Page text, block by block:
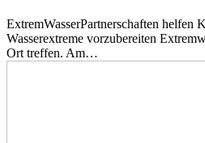
ExtremWasserPartnerschaften helfen
Wasserextreme vorzubereiten
Ort treffen. Am…